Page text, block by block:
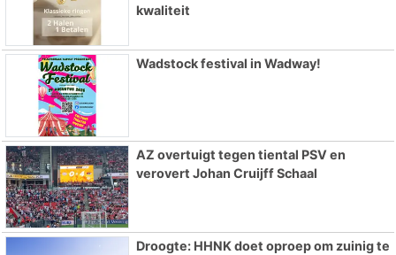
kwaliteit
Wadstock festival in Wadway!
AZ overtuigt tegen tiental PSV en
verovert Johan Cruijff Schaal
Droogte: HHNK doet oproep om zuinig te